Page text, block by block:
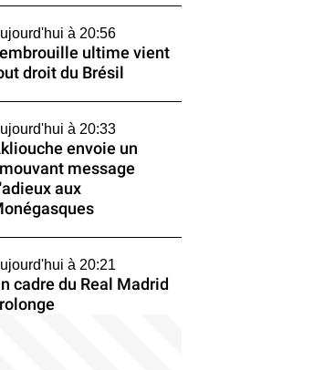
à 20:56
ultime vient
droit du Brésil
à 20:33
envoie un
message
aux
à 20:21
cadre du Real Madrid